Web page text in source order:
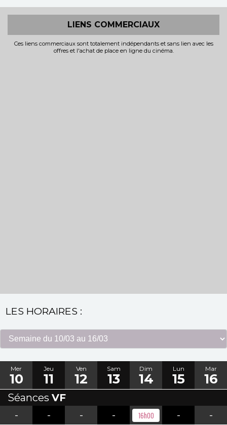
LIENS COMMERCIAUX
Ces liens commerciaux sont totalement indépendants et sans lien avec les
offres et l'achat de place en ligne du cinéma.
LES HORAIRES :
Mer
10
Jeu
11
Ven
12
Sam
13
Dim
14
Lun
15
Mar
16
Séances VF
-
- - - 16h00 - -